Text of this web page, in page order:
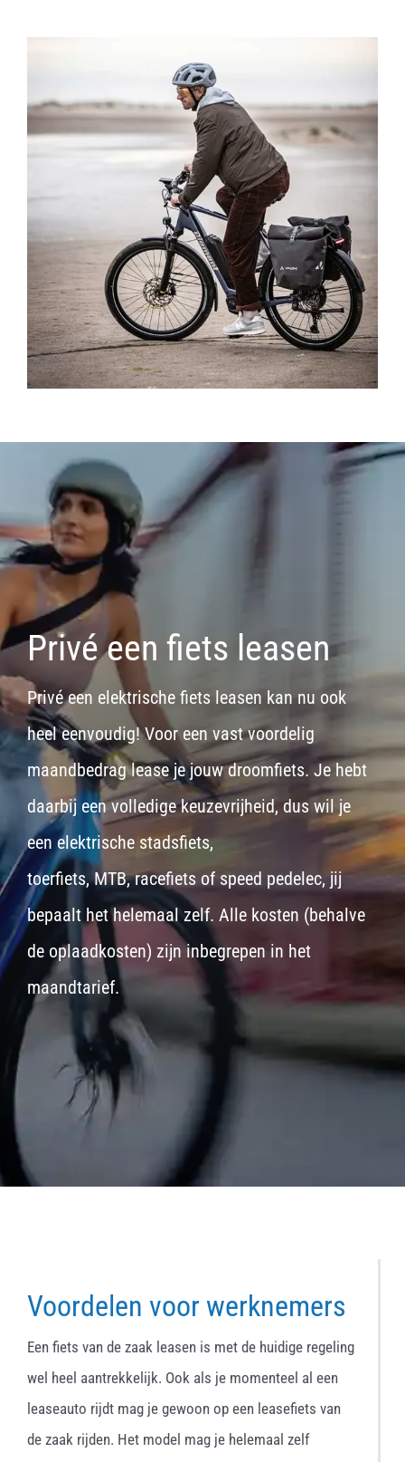
Privé een fiets leasen
Privé een elektrische fiets leasen kan nu ook
heel eenvoudig! Voor een vast voordelig
maandbedrag lease je jouw droomfiets. Je hebt
daarbij een volledige keuzevrijheid, dus wil je
eenelektrische stadsfiets,
toerfiets,MTB,racefietsof speed pedelec, jij
bepaalt het helemaal zelf. Alle kosten (behalve
de oplaadkosten) zijn inbegrepen in het
maandtarief.
Voordelen voor werknemers
Een fiets van de zaak leasen is met de huidige regeling
wel heel aantrekkelijk. Ook als je momenteel al een
leaseauto rijdt mag je gewoon op een leasefiets van
de zaak rijden. Het model mag je helemaal zelf